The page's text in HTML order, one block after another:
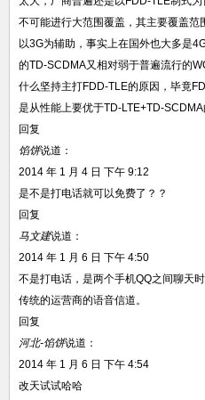
不可能进行大范围覆盖，其主要覆盖
以3G为辅助，事实上在国外也大多是
的TD-SCDMA又相对弱于普遍流行的
什么坚持主打FDD-TLE的原因，毕竟
是从性能上要优于TD-LTE+TD-SCDMA
回复
馅饼说道：
2014 年 1 月 4 日 下午 9:12
是不是打电话就可以免费了？？
回复
马文建说道：
2014 年 1 月 6 日 下午 4:50
不是打电话，是两个手机QQ之间聊天
传统的运营商的语音信道。
回复
河北-馅饼说道：
2014 年 1 月 6 日 下午 4:54
改天试试哈哈